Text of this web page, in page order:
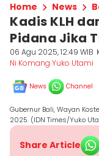
Home News
Kadis KLH
Pidana Jika
06 Agu 2025, 12:49 WIB
Ni Komang Yuko Utami
News Channel
Gubernur Bali, Wayan
2025. (IDN Times/Yuko
Share Article